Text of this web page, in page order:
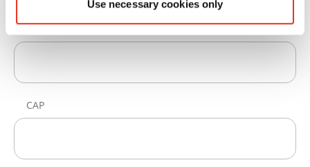
Use necessary cookies only
Via
CAP